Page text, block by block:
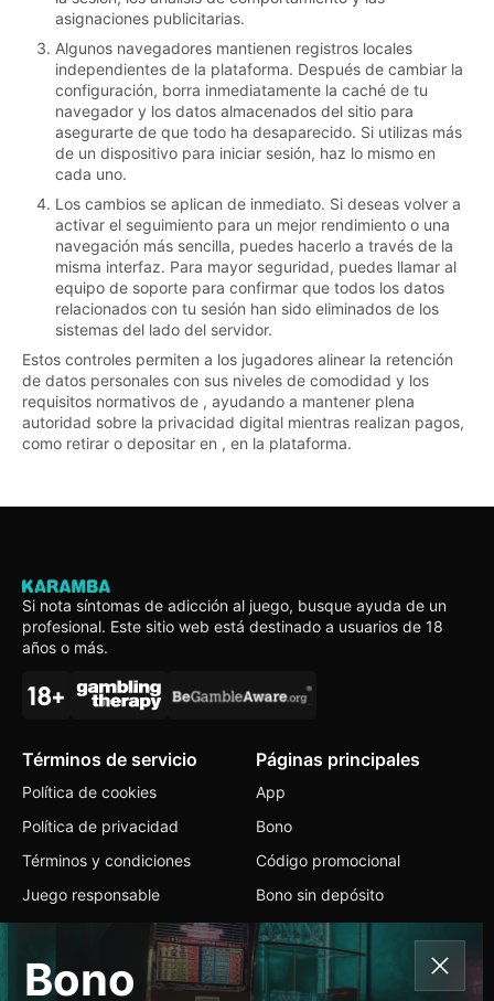
asignaciones publicitarias.
Algunos navegadores mantienen registros locales
independientes de la plataforma. Después de cambiar la
configuración, borra inmediatamente la caché de tu
navegador y los datos almacenados del sitio para
asegurarte de que todo ha desaparecido. Si utilizas más
de un dispositivo para iniciar sesión, haz lo mismo en
cada uno.
Los cambios se aplican de inmediato. Si deseas volver a
activar el seguimiento para un mejor rendimiento o una
navegación más sencilla, puedes hacerlo a través de la
misma interfaz. Para mayor seguridad, puedes llamar al
equipo de soporte para confirmar que todos los datos
relacionados con tu sesión han sido eliminados de los
sistemas del lado del servidor.
Estos controles permiten a los jugadores alinear la retención
de datos personales con sus niveles de comodidad y los
requisitos normativos de , ayudando a mantener plena
autoridad sobre la privacidad digital mientras realizan pagos,
como retirar o depositar en , en la plataforma.
Bono
Si nota síntomas de adicción al juego, busque ayuda de un
profesional. Este sitio web está destinado a usuarios de 18
años o más.
Términos de servicio
Política de cookies
Política de privacidad
Términos y condiciones
Juego responsable
Páginas principales
App
Bono
Código promocional
Bono sin depósito
+1 647 216 2944